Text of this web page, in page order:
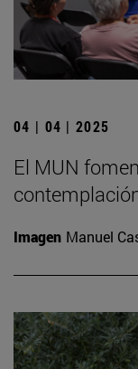
04 | 04 | 2025
El MUN
Imagen Manuel